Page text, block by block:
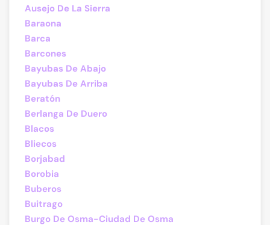
Ausejo De La Sierra
Baraona
Barca
Barcones
Bayubas De Abajo
Bayubas De Arriba
Beratón
Berlanga De Duero
Blacos
Bliecos
Borjabad
Borobia
Buberos
Buitrago
Burgo De Osma-Ciudad De Osma